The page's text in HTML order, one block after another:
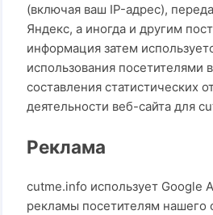
(включая ваш IP-адрес),
Яндекс, а иногда и другим
информация затем
использования посетителями
составления статистических
деятельности веб-сайта для
Реклама
cutme.info использует Google
рекламы посетителям нашего